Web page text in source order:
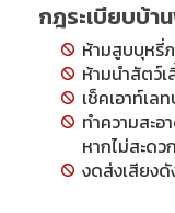
กฎระเบียบบ้า
ห้ามสูบบุหรี่
ห้ามนำสัตว์
เช็คเอาท์เ
ทำความสะ
หากไม่สะด
งดส่งเสียง